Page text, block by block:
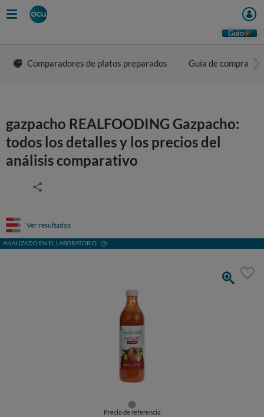
Guio
Comparadores de platos preparados Guía de compra
gazpacho REALFOODING Gazpacho:
todos los detalles y los precios del
análisis comparativo
Ver resultados
ANALIZADO EN EL LABORATORIO
Precio de referencia